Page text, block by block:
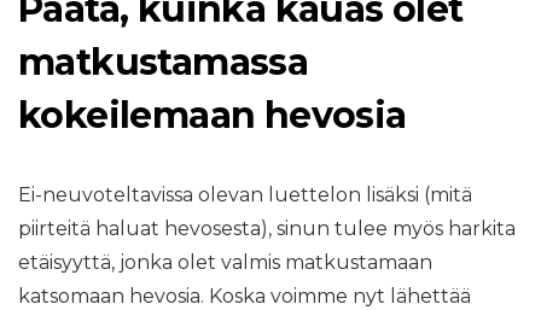
Päätä, kuinka kauas olet
matkustamassa
kokeilemaan hevosia
Ei-neuvoteltavissa olevan luettelon lisäksi (mitä
piirteitä haluat hevosesta), sinun tulee myös harkita
etäisyyttä, jonka olet valmis matkustamaan
katsomaan hevosia. Koska voimme nyt lähettää